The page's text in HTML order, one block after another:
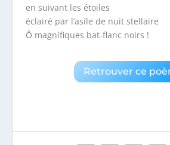
en suivant les étoiles
éclairé par l’asile de nuit stellaire
Ô magnifiques bat-flanc noirs !
Retrouver ce